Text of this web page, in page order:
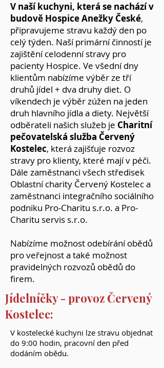
V naší kuchyni, která se nachází v
budově Hospice Anežky České,
připravujeme stravu každý den po
celý týden. Naší primární činností je
zajištění celodenní stravy pro
pacienty Hospice. Ve všední dny
klientům nabízíme výběr ze tří
druhů jídel + dva druhy diet. O
víkendech je výběr zúžen na jeden
druh hlavního jídla a diety. Největší
odběrateli našich služeb je Charitní
pečovatelská služba Červený
Kostelec, která zajišťuje rozvoz
stravy pro klienty, které mají v péči.
Dále zaměstnanci všech středisek
Oblastní charity Červený Kostelec a
zaměstnanci integračního sociálního
podniku Pro-Charitu s.r.o. a Pro-
Charitu servis s.r.o.
Nabízíme možnost odebírání obědů
pro veřejnost a také možnost
pravidelných rozvozů obědů do
firem.
Jídelníčky - provoz Červený
Kostelec:
V kostelecké kuchyni lze stravu objednat
do 9:00 hodin, pracovní den před
dodáním obědu.